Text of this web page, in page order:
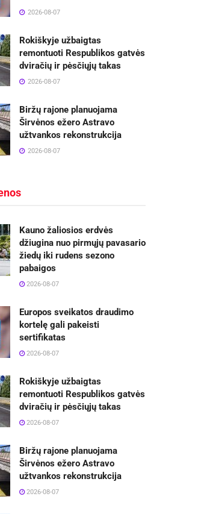
2026-08-07
Rokiškyje užbaigtas
remontuoti Respublikos gatvės
dviračių ir pėsčiųjų takas
2026-08-07
Biržų rajone planuojama
Širvėnos ežero Astravo
užtvankos rekonstrukcija
2026-08-07
Kauno žaliosios erdvės
džiugina nuo pirmųjų pavasario
žiedų iki rudens sezono
pabaigos
2026-08-07
Europos sveikatos draudimo
kortelę gali pakeisti
sertifikatas
2026-08-07
Rokiškyje užbaigtas
remontuoti Respublikos gatvės
dviračių ir pėsčiųjų takas
2026-08-07
Biržų rajone planuojama
Širvėnos ežero Astravo
užtvankos rekonstrukcija
2026-08-07